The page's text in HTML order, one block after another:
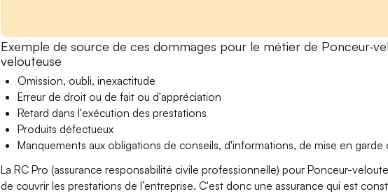
Exemple de source de ces dommages pour le métier de Ponceur-
velouteuse
Omission, oubli, inexactitude
Erreur de droit ou de fait ou d'appréciation
Retard dans l'exécution des prestations
Produits défectueux
Manquements aux obligations de conseils, d'informations, de mise en
La RC Pro (assurance responsabilité civile professionnelle) pour Ponceur-
de couvrir les prestations de l’entreprise. C'est donc une assurance qui est